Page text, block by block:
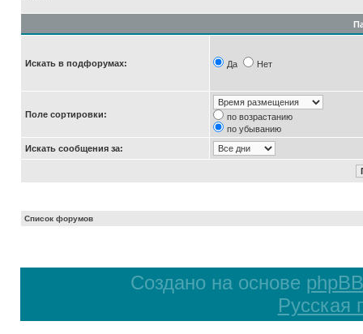
Искать в подфорумах: Да Нет
Поле сортировки:
по возрастанию
по убыванию
Искать сообщения за:
Список форумов
Создано на основе phpBB
Русская